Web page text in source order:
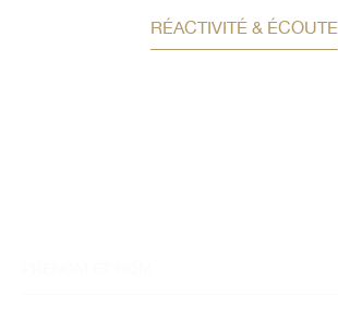
RÉACTIVITÉ & ÉCOUTE